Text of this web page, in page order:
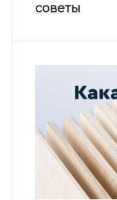
советы